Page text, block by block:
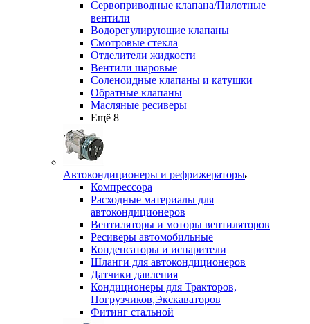
Сервоприводные клапана/Пилотные
вентили
Водорегулирующие клапаны
Смотровые стекла
Отделители жидкости
Вентили шаровые
Соленоидные клапаны и катушки
Обратные клапаны
Масляные ресиверы
Ещё 8
Автокондиционеры и рефрижераторы
Компрессора
Расходные материалы для
автокондиционеров
Вентиляторы и моторы вентиляторов
Ресиверы автомобильные
Конденсаторы и испарители
Шланги для автокондиционеров
Датчики давления
Кондиционеры для Тракторов,
Погрузчиков,Экскаваторов
Фитинг стальной